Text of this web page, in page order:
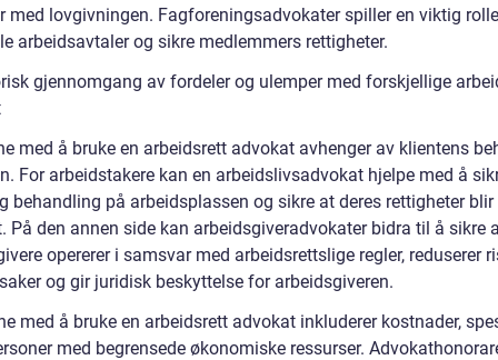
med lovgivningen. Fagforeningsadvokater spiller en viktig
arbeidsavtaler og sikre medlemmers rettigheter.
gjennomgang av fordeler og ulemper med forskjellige
med å bruke en arbeidsrett advokat avhenger av klientens
For arbeidstakere kan en arbeidslivsadvokat hjelpe med å
behandling på arbeidsplassen og sikre at deres rettigheter blir
På den annen side kan arbeidsgiveradvokater bidra til å sikre
opererer i samsvar med arbeidsrettslige regler, reduserer
og gir juridisk beskyttelse for arbeidsgiveren.
med å bruke en arbeidsrett advokat inkluderer kostnader,
med begrensede økonomiske ressurser.